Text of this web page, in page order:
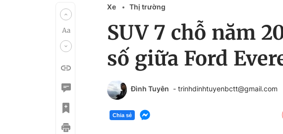
Xe Thị trường
SUV 7 chỗ năm
số giữa Ford
Đình Tuyên - trinhdinhtuyenbctt@gmail.com
Chia sẻ